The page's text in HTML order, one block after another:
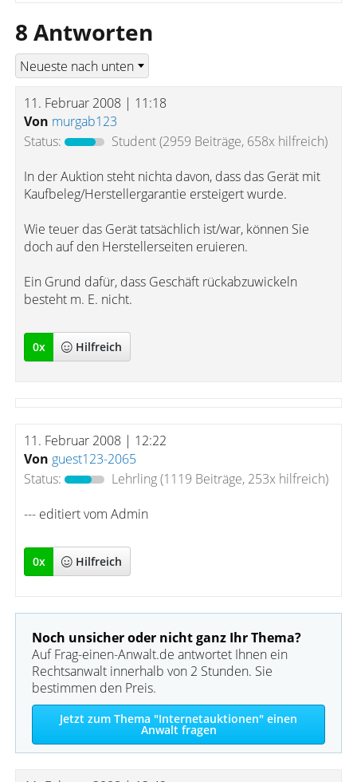
8 Antworten
11. Februar 2008 | 11:18
Von murgab123
Status:
Student(2959 Beiträge, 658x hilfreich)
In der Auktion steht nichta davon, dass das Gerät mit
Kaufbeleg/Herstellergarantie ersteigert wurde.
Wie teuer das Gerät tatsächlich ist/war, können Sie
doch auf den Herstellerseiten eruieren.
Ein Grund dafür, dass Geschäft rückabzuwickeln
besteht m. E. nicht.
0x Hilfreich
11. Februar 2008 | 12:22
Von guest123-2065
Status:
Lehrling(1119 Beiträge, 253x hilfreich)
--- editiert vom Admin
0x Hilfreich
Noch unsicher oder nicht ganz Ihr Thema?
Auf Frag-einen-Anwalt.de antwortet Ihnen ein
Rechtsanwalt innerhalb von 2 Stunden. Sie
bestimmen den Preis.
Jetzt zum Thema "Internetauktionen" einen
Anwalt fragen